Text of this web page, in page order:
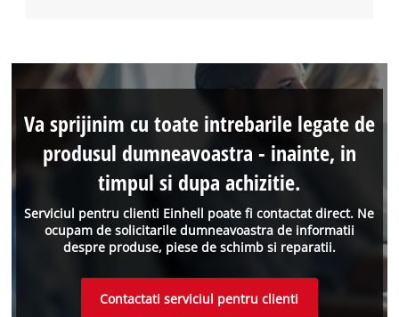
Serviciul pentru clienti Einhell poate fi contactat direct. Ne
ocupam de solicitarile dumneavoastra de informatii
despre produse, piese de schimb si reparatii.
Va sprijinim cu toate intrebarile legate de
produsul dumneavoastra - inainte, in
timpul si dupa achizitie.
Contactati serviciul pentru clienti